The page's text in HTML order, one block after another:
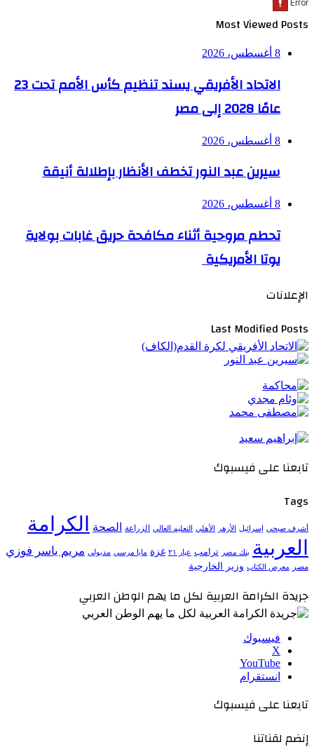
Most Viewed Posts
8 أغسطس، 2026
الاتحاد الأفريقي يسند تنظيم كأس الأمم تحت 23
عامًا 2028 إلى مصر
8 أغسطس، 2026
سيرين عبد النور تخطف الأنظار بإطلالة أنيقة
8 أغسطس، 2026
تحطم مروحية أثناء مكافحة حريق غابات بولاية
يوتا الأمريكية
الإعلانات
Last Modified Posts
تابعنا على فيسبوك
Tags
أشرف صبحي إسرائيل الأزهر الأهلي التعليم العالي الزراعة الصحة
الكرامة
العربية
بنك مصر ترامب عيار ٢١ غزة مايا مرسي مدبولي مريم ياسر فوزي
مصر معرض الكتاب وزير الخارجية
جريدة الكرامة العربية لكل ما يهم الوطن العربي
فيسبوك
‫X
‫YouTube
انستقرام
تابعنا على فيسبوك
إنضم لقناتنا